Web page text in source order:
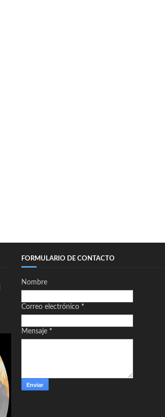
FORMULARIO DE CONTACTO
Nombre
Correo electrónico *
Mensaje *